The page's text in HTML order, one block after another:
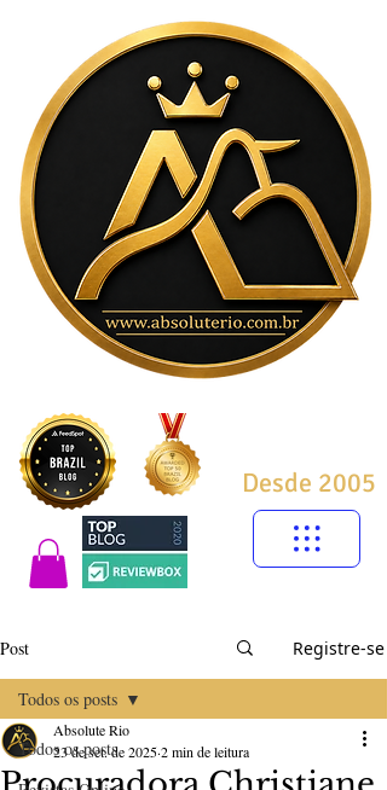
Desde 2005
Post Registre-se
Todos os posts
Todos os posts
Absolute Rio
23 de set. de 20252 min de leitura